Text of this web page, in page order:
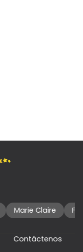
Marie Claire
Contáctenos